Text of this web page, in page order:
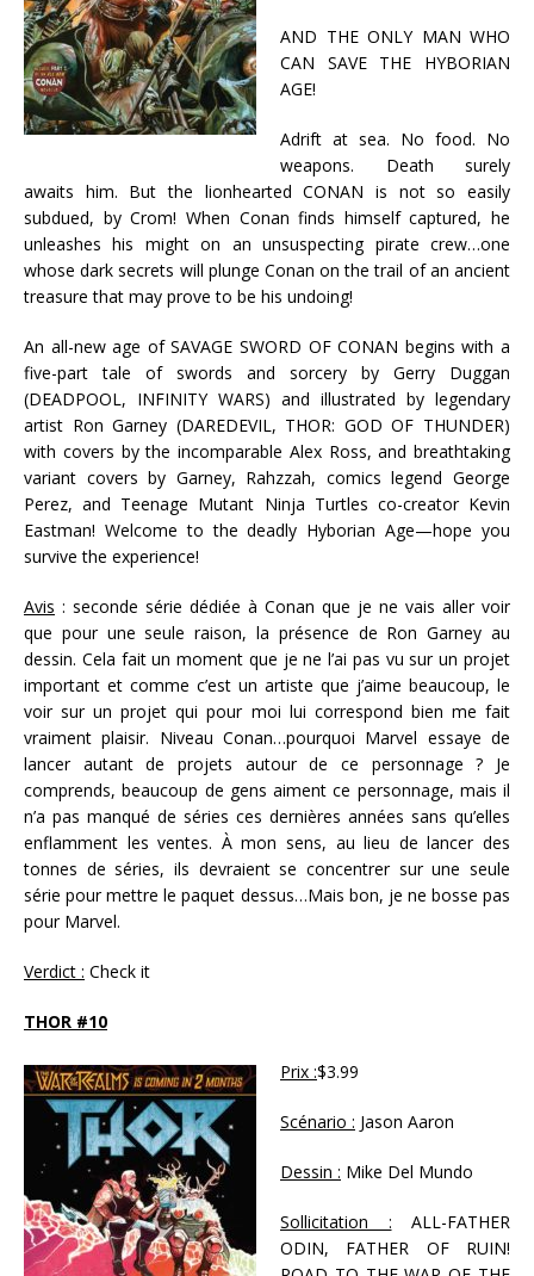
AND THE ONLY MAN WHO
CAN SAVE THE HYBORIAN
AGE!
Adrift at sea. No food. No
weapons. Death surely
awaits him. But the lionhearted CONAN is not so easily
subdued, by Crom! When Conan finds himself captured, he
unleashes his might on an unsuspecting pirate crew…one
whose dark secrets will plunge Conan on the trail of an ancient
treasure that may prove to be his undoing!
An all-new age of SAVAGE SWORD OF CONAN begins with a
five-part tale of swords and sorcery by Gerry Duggan
(DEADPOOL, INFINITY WARS) and illustrated by legendary
artist Ron Garney (DAREDEVIL, THOR: GOD OF THUNDER)
with covers by the incomparable Alex Ross, and breathtaking
variant covers by Garney, Rahzzah, comics legend George
Perez, and Teenage Mutant Ninja Turtles co-creator Kevin
Eastman! Welcome to the deadly Hyborian Age—hope you
survive the experience!
Avis : seconde série dédiée à Conan que je ne vais aller voir
que pour une seule raison, la présence de Ron Garney au
dessin. Cela fait un moment que je ne l’ai pas vu sur un projet
important et comme c’est un artiste que j’aime beaucoup, le
voir sur un projet qui pour moi lui correspond bien me fait
vraiment plaisir. Niveau Conan…pourquoi Marvel essaye de
lancer autant de projets autour de ce personnage ? Je
comprends, beaucoup de gens aiment ce personnage, mais il
n’a pas manqué de séries ces dernières années sans qu’elles
enflamment les ventes. À mon sens, au lieu de lancer des
tonnes de séries, ils devraient se concentrer sur une seule
série pour mettre le paquet dessus…Mais bon, je ne bosse pas
pour Marvel.
Verdict : Check it
THOR #10
Prix :$3.99
Scénario : Jason Aaron
Dessin : Mike Del Mundo
Sollicitation : ALL-FATHER
ODIN, FATHER OF RUIN!